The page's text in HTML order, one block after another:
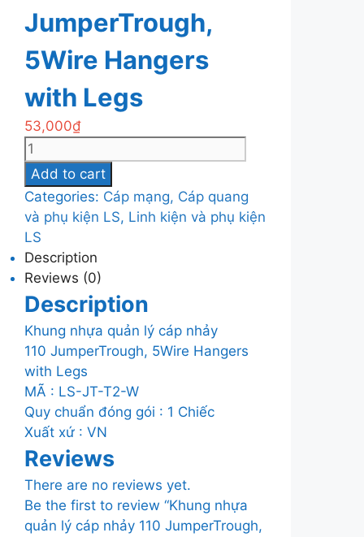
JumperTrough,
5Wire Hangers
with Legs
53,000₫
Khung
nhựa
quản
lý
cáp
nhảy
110
JumperTrough,
5Wire
Hangers
with
Legs
quantity
Add to cart
Categories: Cáp mạng, Cáp quang
và phụ kiện LS, Linh kiện và phụ kiện
LS
Description
Reviews (0)
Description
Khung nhựa quản lý cáp nhảy
110 JumperTrough, 5Wire Hangers
with Legs
MÃ : LS-JT-T2-W
Quy chuẩn đóng gói : 1 Chiếc
Xuất xứ : VN
Reviews
There are no reviews yet.
Be the first to review “Khung nhựa
quản lý cáp nhảy 110 JumperTrough,